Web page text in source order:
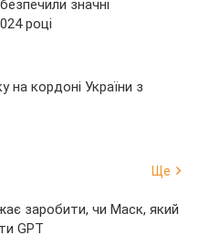
значні
році
на кордоні України з
Ще
заробити, чи Маск, який
GPT